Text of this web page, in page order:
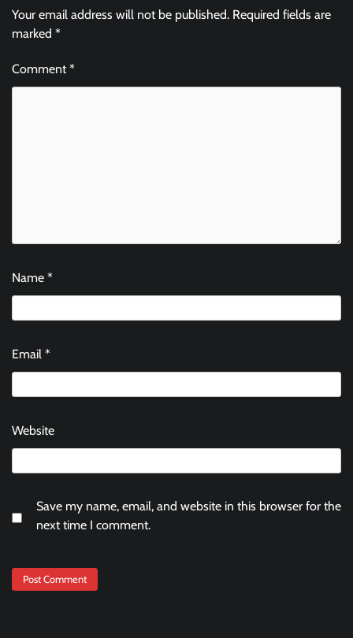
Your email address will not be published. Required fields are
marked *
Comment*
Name *
Email *
Website
Save my name, email, and website in this browser for the
next time I comment.